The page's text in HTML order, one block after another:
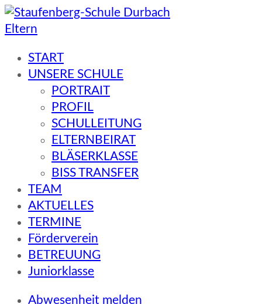
Eltern
START
UNSERE SCHULE
PORTRAIT
PROFIL
SCHULLEITUNG
ELTERNBEIRAT
BLÄSERKLASSE
BISS TRANSFER
TEAM
AKTUELLES
TERMINE
Förderverein
BETREUUNG
Juniorklasse
Abwesenheit melden